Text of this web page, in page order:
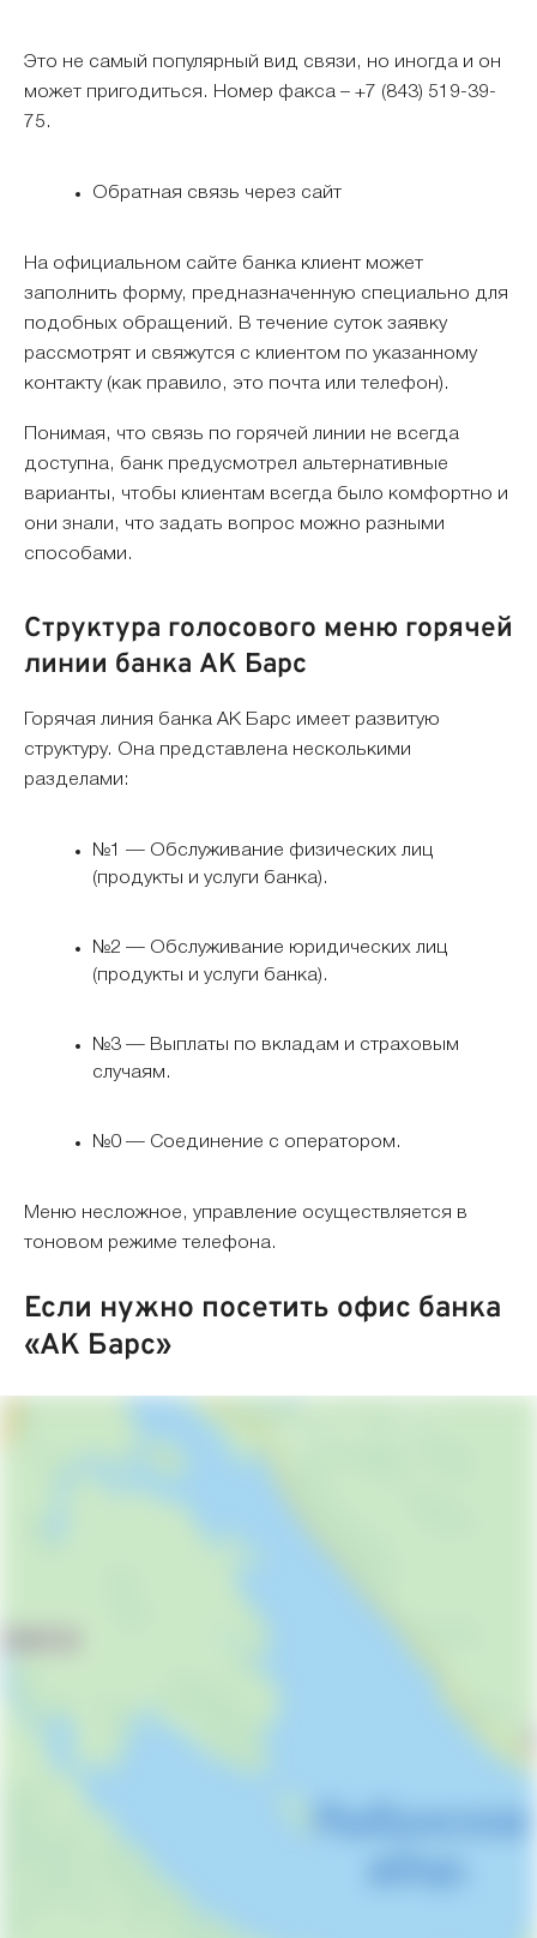
Это не самый популярный вид связи, но иногда и он
может пригодиться. Номер факса – +7 (843) 519-39-
75.
Обратная связь через сайт
На официальном сайте банка клиент может
заполнить форму, предназначенную специально для
подобных обращений. В течение суток заявку
рассмотрят и свяжутся с клиентом по указанному
контакту (как правило, это почта или телефон).
Понимая, что связь по горячей линии не всегда
доступна, банк предусмотрел альтернативные
варианты, чтобы клиентам всегда было комфортно и
они знали, что задать вопрос можно разными
способами.
Структура голосового меню горячей
линии банка АК Барс
Горячая линия банка АК Барс имеет развитую
структуру. Она представлена несколькими
разделами:
№1 — Обслуживание физических лиц
(продукты и услуги банка).
№2 — Обслуживание юридических лиц
(продукты и услуги банка).
№3 — Выплаты по вкладам и страховым
случаям.
№0 — Соединение с оператором.
Меню несложное, управление осуществляется в
тоновом режиме телефона.
Если нужно посетить офис банка
«АК Барс»